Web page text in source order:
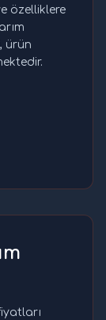
özelliklere
ürün